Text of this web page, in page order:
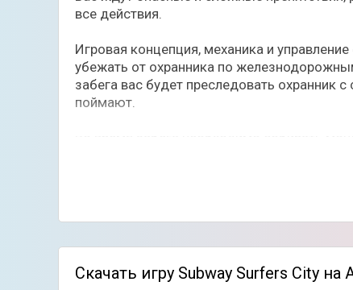
все действия.
Игровая концепция, механика и
убежать от охранника по
забега вас будет преследовать охранник
поймают.
бонусов. Энергия в свою очередь
окрестности и целые города. Доски,
Попробуйте собрать всю коллекцию
Особенности игры:
Несколько десятков персонажей с
Обновленная трехмерная картинка и
Скачать игру Subway Surfers City на